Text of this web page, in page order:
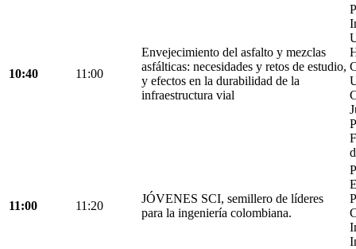
10:40 11:00
Envejecimiento del asfalto y mezclas
asfálticas: necesidades y retos de estudio,
y efectos en la durabilidad de la
infraestructura vial
11:00 11:20
JÓVENES SCI, semillero de líderes
para la ingeniería colombiana.